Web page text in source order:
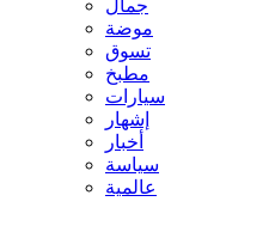
جمال
موضة
تسوق
مطبخ
سيارات
إشهار
أخبار
سياسة
عالمية